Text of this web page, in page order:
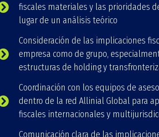
fiscales materiales y las prioridades
lugar de un análisis teórico
Consideración de las implicaciones
empresa como de grupo,
estructuras de holding y
Coordinación con los equipos de
dentro de la red Allinial Global para
fiscales internacionales y
Comunicación clara de las